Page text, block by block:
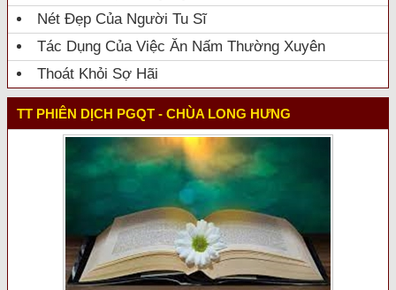
Nét Đẹp Của Người Tu Sĩ
Tác Dụng Của Việc Ăn Nấm Thường Xuyên
Thoát Khỏi Sợ Hãi
TT PHIÊN DỊCH PGQT - CHÙA LONG HƯNG